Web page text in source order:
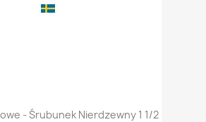
- Śrubunek Nierdzewny 1 1/2